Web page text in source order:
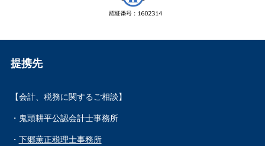
提携先
【会計、税務に関するご相談】
・鬼頭耕平公認会計士事務所
・ 下郷薫正税理士事務所